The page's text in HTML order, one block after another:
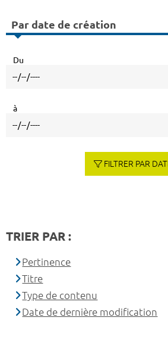
Par date de création
Du
à
FILTRER PAR
TRIER PAR :
Pertinence
Titre
Type de contenu
Date de dernière modification